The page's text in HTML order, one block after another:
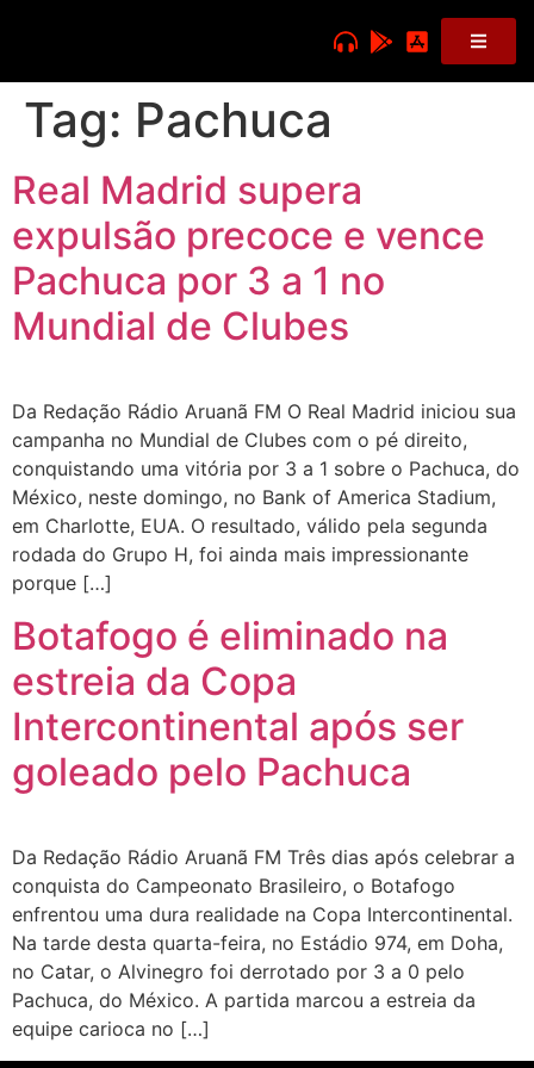
Tag: Pachuca
Real Madrid supera
expulsão precoce e vence
Pachuca por 3 a 1 no
Mundial de Clubes
Da Redação Rádio Aruanã FM O Real Madrid iniciou sua
campanha no Mundial de Clubes com o pé direito,
conquistando uma vitória por 3 a 1 sobre o Pachuca, do
México, neste domingo, no Bank of America Stadium,
em Charlotte, EUA. O resultado, válido pela segunda
rodada do Grupo H, foi ainda mais impressionante
porque […]
Botafogo é eliminado na
estreia da Copa
Intercontinental após ser
goleado pelo Pachuca
Da Redação Rádio Aruanã FM Três dias após celebrar a
conquista do Campeonato Brasileiro, o Botafogo
enfrentou uma dura realidade na Copa Intercontinental.
Na tarde desta quarta-feira, no Estádio 974, em Doha,
no Catar, o Alvinegro foi derrotado por 3 a 0 pelo
Pachuca, do México. A partida marcou a estreia da
equipe carioca no […]